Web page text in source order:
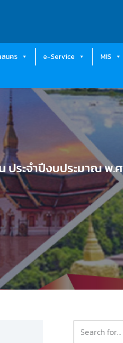
นคร e-Service MIS
ประจำปีงบประมาณ พ